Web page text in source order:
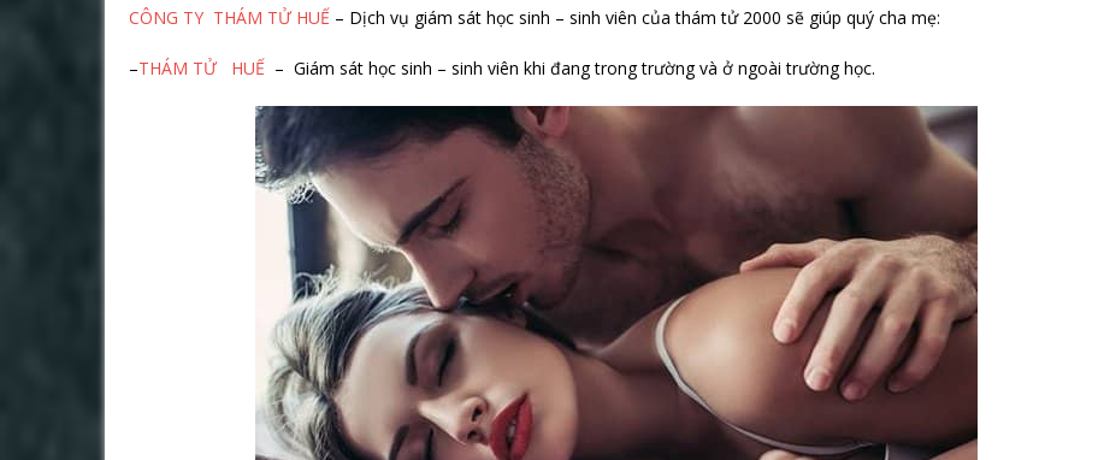
CÔNG TY THÁM TỬ HUẾ – Dịch vụ giám sát học sinh – sinh viên của thám tử 2000 sẽ giúp quý cha mẹ:
–THÁM TỬ HUẾ – Giám sát học sinh – sinh viên khi đang trong trường và ở ngoài trường học.